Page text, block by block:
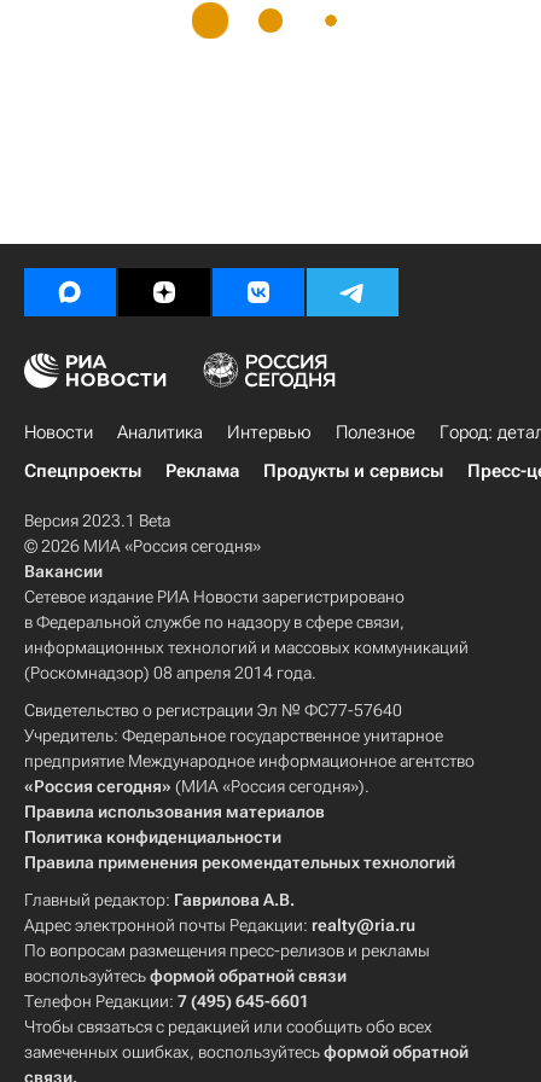
Новости Аналитика Интервью Полезное
Город:
Спецпроекты
Реклама Продукты и сервисы Пресс-
Версия 2023.1 Beta
© 2026 МИА «Россия сегодня»
Вакансии
Сетевое издание РИА Новости зарегистрировано
в Федеральной службе по надзору в сфере связи,
информационных технологий и массовых коммуникаций
(Роскомнадзор) 08 апреля 2014 года.
Свидетельство о регистрации Эл № ФС77-57640
Учредитель: Федеральное государственное унитарное
предприятие Международное информационное агентство
«Россия сегодня» (МИА «Россия сегодня»).
Правила использования материалов
Политика конфиденциальности
Правила применения рекомендательных технологий
Главный редактор: Гаврилова А.В.
Адрес электронной почты Редакции: realty@ria.ru
По вопросам размещения пресс-релизов и рекламы
воспользуйтесьформой обратной связи
Телефон Редакции: 7 (495) 645-6601
Чтобы связаться с редакцией или сообщить обо всех
замеченных ошибках, воспользуйтесьформой обратной
связи.